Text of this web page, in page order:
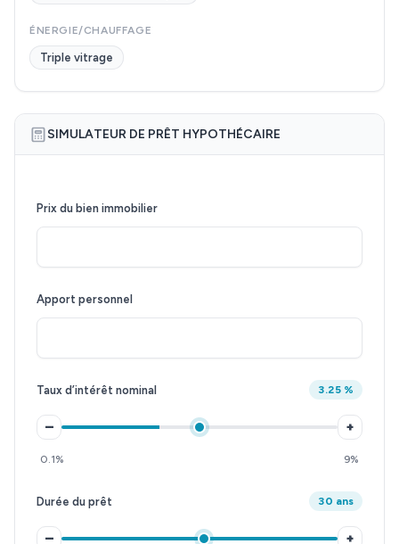
ÉNERGIE/CHAUFFAGE
Triple vitrage
SIMULATEUR DE PRÊT HYPOTHÉCAIRE
Prix du bien immobilier
Apport personnel
Taux d’intérêt nominal 3.25 %
– +
0.1% 9%
Durée du prêt 30 ans
– +